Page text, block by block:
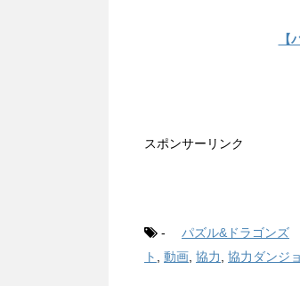
【
スポンサーリンク
- パズル&ドラゴンズ
ト
動画 協力 協力ダンジ